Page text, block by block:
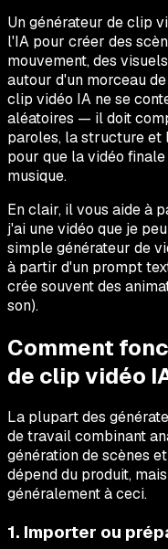
Un générateur de clip
l'IA pour créer des
mouvement, des
autour d'un morceau
clip vidéo IA ne se
aléatoires — il doit
paroles, la structure et
pour que la vidéo
musique.
En clair, il vous aide à
j'ai une vidéo que je
simple générateur de
à partir d'un prompt
crée souvent des
son).
Comment
de clip vidéo
La plupart des
de travail combinant
génération de scènes
dépend du produit,
généralement à ceci.
1. Importer ou